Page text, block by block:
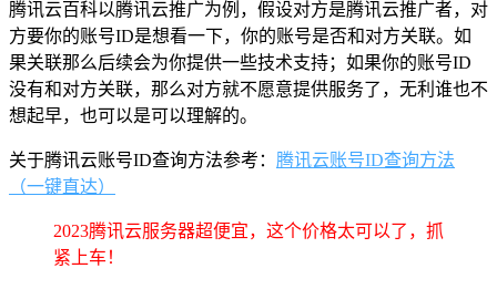
腾讯云百科以腾讯云推广为例，假设对方是腾讯云推广者，对
方要你的账号ID是想看一下，你的账号是否和对方关联。如
果关联那么后续会为你提供一些技术支持；如果你的账号ID
没有和对方关联，那么对方就不愿意提供服务了，无利谁也不
想起早，也可以是可以理解的。
关于腾讯云账号ID查询方法参考： 腾讯云账号ID查询方法
（一键直达）
2023腾讯云服务器超便宜，这个价格太可以了，抓
紧上车！